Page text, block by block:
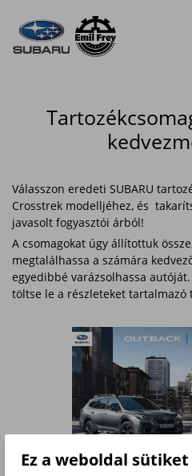
Válasszon eredeti SUBARU
Crosstrek modelljéhez, és
javasolt fogyasztói árból!
A csomagokat úgy állítottuk
megtalálhassa a számára
egyedibbé varázsolhassa
töltse le a részleteket tartalmazó
Ez a weboldal